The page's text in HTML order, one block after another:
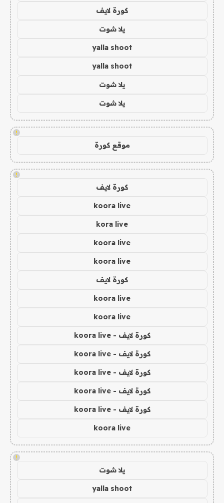
كورة لايف
يلا شوت
yalla shoot
yalla shoot
يلا شوت
يلا شوت
!
موقع كورة
!
كورة لايف
koora live
kora live
koora live
koora live
كورة لايف
koora live
koora live
كورة لايف - koora live
كورة لايف - koora live
كورة لايف - koora live
كورة لايف - koora live
كورة لايف - koora live
koora live
!
يلا شوت
yalla shoot